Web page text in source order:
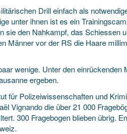
Drill einfach als
unter ihnen ist es ein
sie den Nahkampf, das Schiessen
Männer vor der RS die Haare
wenige. Unter den einrückenden
ergeben.
für Polizeiwissenschaften und
Vignando die über 21 000
300 Fragebogen blieben übrig.